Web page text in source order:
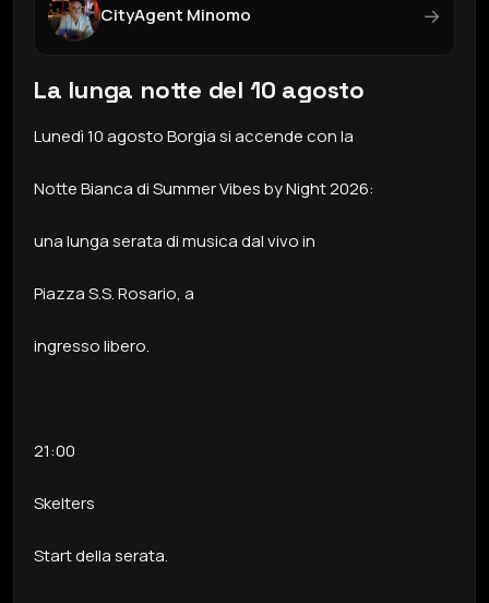
CityAgent Minomo →
La lunga notte del 10 agosto
Lunedì 10 agosto Borgia si accende con la
Notte Bianca di Summer Vibes by Night 2026:
una lunga serata di musica dal vivo in
Piazza S.S. Rosario, a
ingresso libero.
21:00
Skelters
Start della serata.